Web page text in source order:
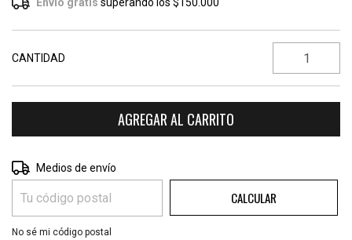
CANTIDAD
Entregas para el CP:
Medios de envío
CALCULAR
No sé mi código postal